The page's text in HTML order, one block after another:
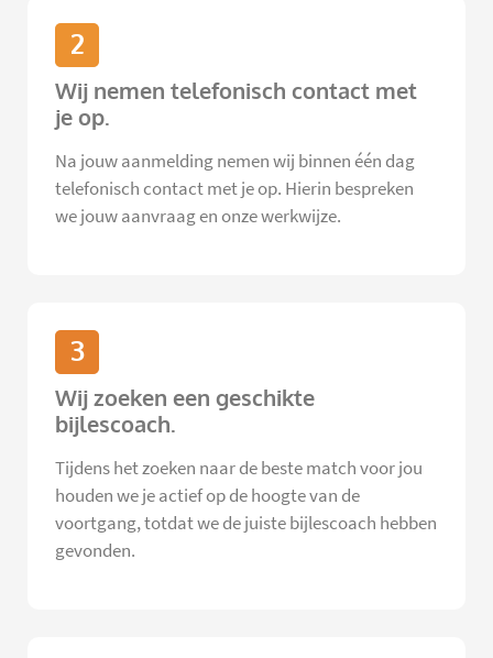
2
Wij nemen telefonisch contact met
je op.
Na jouw aanmelding nemen wij binnen één dag
telefonisch contact met je op. Hierin bespreken
we jouw aanvraag en onze werkwijze.
3
Wij zoeken een geschikte
bijlescoach.
Tijdens het zoeken naar de beste match voor jou
houden we je actief op de hoogte van de
voortgang, totdat we de juiste bijlescoach hebben
gevonden.